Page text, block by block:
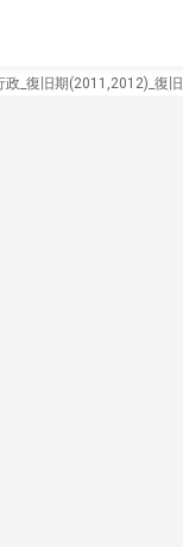
政_復旧期(2011,2012)_復旧